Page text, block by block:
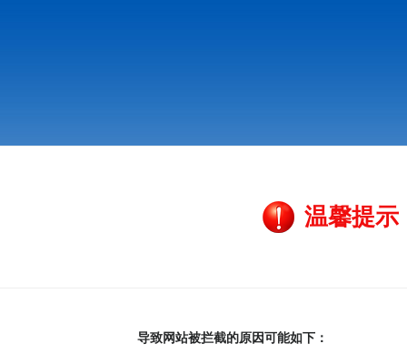
温馨提示
导致网站被拦截的原因可能如下：